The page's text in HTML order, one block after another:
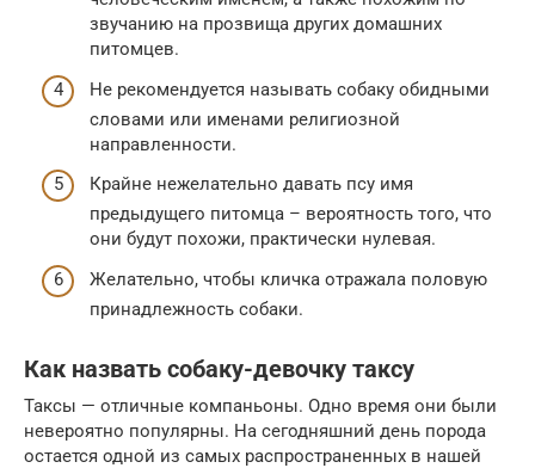
звучанию на прозвища других домашних
питомцев.
Не рекомендуется называть собаку обидными
словами или именами религиозной
направленности.
Крайне нежелательно давать псу имя
предыдущего питомца – вероятность того, что
они будут похожи, практически нулевая.
Желательно, чтобы кличка отражала половую
принадлежность собаки.
Как назвать собаку-девочку таксу
Таксы — отличные компаньоны. Одно время они были
невероятно популярны. На сегодняшний день порода
остается одной из самых распространенных в нашей